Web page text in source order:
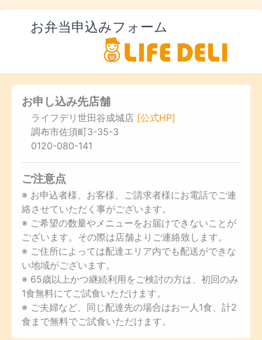
お弁当申込みフォーム
お申し込み先店舗
ライフデリ世田谷成城店 [公式HP]
調布市佐須町3-35-3
0120-080-141
ご注意点
※ お申込者様、お客様、ご請求者様にお電話でご連
絡させていただく事がございます。
※ ご希望の数量やメニューをお届けできないことが
ございます。その際は店舗よりご連絡致します。
※ ご住所によっては配達エリア内でも配送ができな
い地域がございます。
※ 65歳以上かつ継続利用をご検討の方は、初回のみ
1食無料にてご試食いただけます。
※ ご夫婦など、同じ配達先の場合はお一人1食、計2
食まで無料でご試食いただけます。